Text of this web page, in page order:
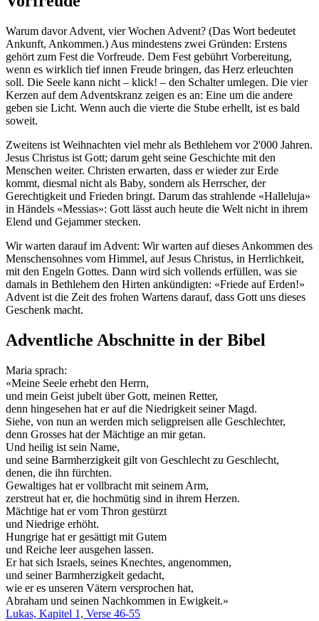
Warum davor Advent, vier Wochen Advent? (Das Wort bedeutet
Ankunft, Ankommen.) Aus mindestens zwei Gründen: Erstens
gehört zum Fest die Vorfreude. Dem Fest gebührt Vorbereitung,
wenn es wirklich tief innen Freude bringen, das Herz erleuchten
soll. Die Seele kann nicht – klick! – den Schalter umlegen. Die vier
Kerzen auf dem Adventskranz zeigen es an: Eine um die andere
geben sie Licht. Wenn auch die vierte die Stube erhellt, ist es bald
soweit.
Zweitens ist Weihnachten viel mehr als Bethlehem vor 2'000 Jahren.
Jesus Christus ist Gott; darum geht seine Geschichte mit den
Menschen weiter. Christen erwarten, dass er wieder zur Erde
kommt, diesmal nicht als Baby, sondern als Herrscher, der
Gerechtigkeit und Frieden bringt. Darum das strahlende «Halleluja»
in Händels «Messias»: Gott lässt auch heute die Welt nicht in ihrem
Elend und Gejammer stecken.
Wir warten darauf im Advent: Wir warten auf dieses Ankommen des
Menschensohnes vom Himmel, auf Jesus Christus, in Herrlichkeit,
mit den Engeln Gottes. Dann wird sich vollends erfüllen, was sie
damals in Bethlehem den Hirten ankündigten: «Friede auf Erden!»
Advent ist die Zeit des frohen Wartens darauf, dass Gott uns dieses
Geschenk macht.
Adventliche Abschnitte in der Bibel
Maria sprach:
«Meine Seele erhebt den Herrn,
und mein Geist jubelt über Gott, meinen Retter,
denn hingesehen hat er auf die Niedrigkeit seiner Magd.
Siehe, von nun an werden mich seligpreisen alle Geschlechter,
denn Grosses hat der Mächtige an mir getan.
Und heilig ist sein Name,
und seine Barmherzigkeit gilt von Geschlecht zu Geschlecht,
denen, die ihn fürchten.
Gewaltiges hat er vollbracht mit seinem Arm,
zerstreut hat er, die hochmütig sind in ihrem Herzen.
Mächtige hat er vom Thron gestürzt
und Niedrige erhöht.
Hungrige hat er gesättigt mit Gutem
und Reiche leer ausgehen lassen.
Er hat sich Israels, seines Knechtes, angenommen,
und seiner Barmherzigkeit gedacht,
wie er es unseren Vätern versprochen hat,
Abraham und seinen Nachkommen in Ewigkeit.»
Lukas, Kapitel 1, Verse 46-55